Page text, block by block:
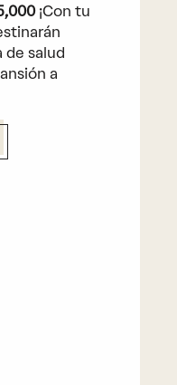
¡Con tu
de salud
a